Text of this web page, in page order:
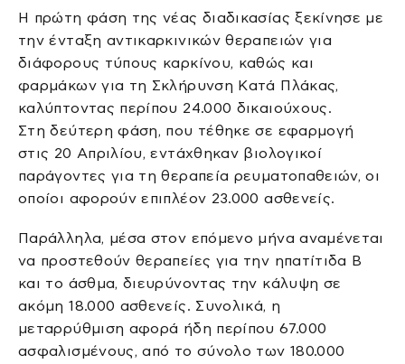
Η πρώτη φάση της νέας διαδικασίας ξεκίνησε με
την ένταξη αντικαρκινικών θεραπειών για
διάφορους τύπους καρκίνου, καθώς και
φαρμάκων για τη Σκλήρυνση Κατά Πλάκας,
καλύπτοντας περίπου 24.000 δικαιούχους.
Στη δεύτερη φάση, που τέθηκε σε εφαρμογή
στις 20 Απριλίου, εντάχθηκαν βιολογικοί
παράγοντες για τη θεραπεία ρευματοπαθειών, οι
οποίοι αφορούν επιπλέον 23.000 ασθενείς.
Παράλληλα, μέσα στον επόμενο μήνα αναμένεται
να προστεθούν θεραπείες για την ηπατίτιδα Β
και το άσθμα, διευρύνοντας την κάλυψη σε
ακόμη 18.000 ασθενείς. Συνολικά, η
μεταρρύθμιση αφορά ήδη περίπου 67.000
ασφαλισμένους, από το σύνολο των 180.000